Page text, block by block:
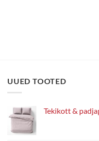
saab
UUED TOOTED
Tekikott &